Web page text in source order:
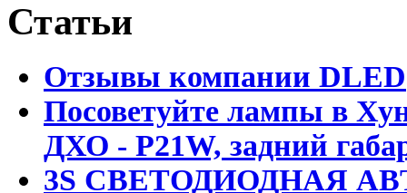
Статьи
Отзывы компании DLED
Посоветуйте лампы в
ДХО - P21W, задний
3S СВЕТОДИОДНАЯ